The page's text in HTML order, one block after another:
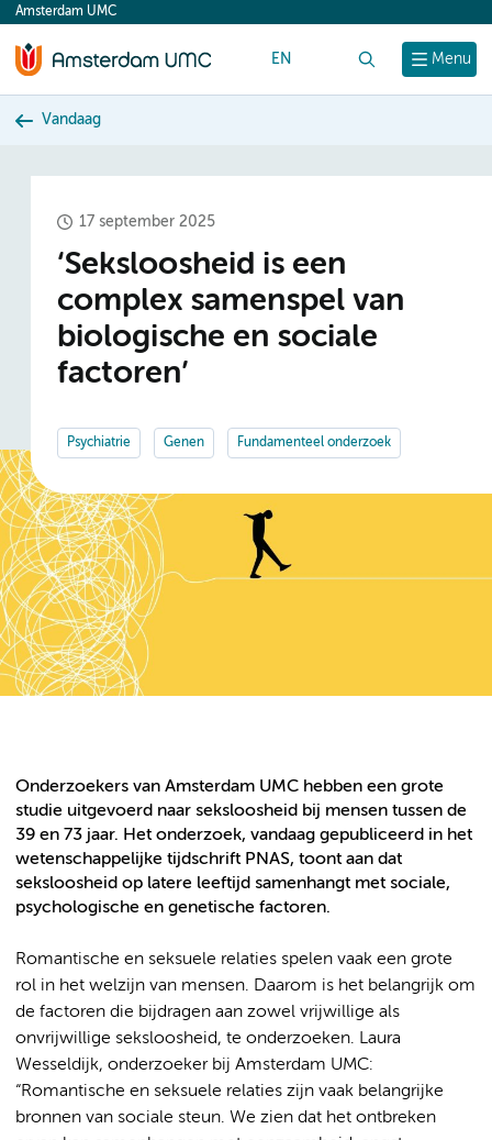
content
Menu
Amsterdam UMC
EN
Vandaag
17 september 2025
‘Seksloosheid is een
complex samenspel van
biologische en sociale
factoren’
Psychiatrie Genen Fundamenteel onderzoek
Onderzoekers van Amsterdam UMC hebben een grote
studie uitgevoerd naar seksloosheid bij mensen tussen de
39 en 73 jaar. Het onderzoek, vandaag gepubliceerd in het
wetenschappelijke tijdschrift PNAS, toont aan dat
seksloosheid op latere leeftijd samenhangt met sociale,
psychologische en genetische factoren.
Romantische en seksuele relaties spelen vaak een grote
rol in het welzijn van mensen. Daarom is het belangrijk om
de factoren die bijdragen aan zowel vrijwillige als
onvrijwillige seksloosheid, te onderzoeken. Laura
Wesseldijk, onderzoeker bij Amsterdam UMC:
“Romantische en seksuele relaties zijn vaak belangrijke
bronnen van sociale steun. We zien dat het ontbreken